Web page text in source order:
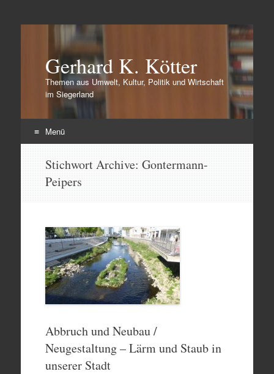
Gerhard K. Kötter
Themen aus Umwelt, Kultur, Politik und Wirtschaft
im Siegerland
Menü
springen
Stichwort Archive: Gontermann-
Peipers
Abbruch und Neubau /
Neugestaltung – Lärm und Staub in
unserer Stadt